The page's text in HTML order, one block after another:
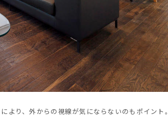
り、外からの視線が気にならないのもポイント。